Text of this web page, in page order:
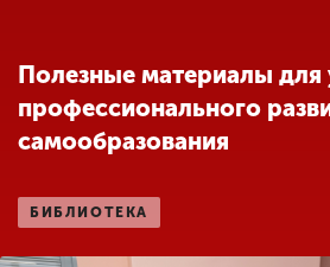
Международная
деятельность
Другие виды
Полезные материалы для
профессионального
самообразования
БИБЛИОТЕКА